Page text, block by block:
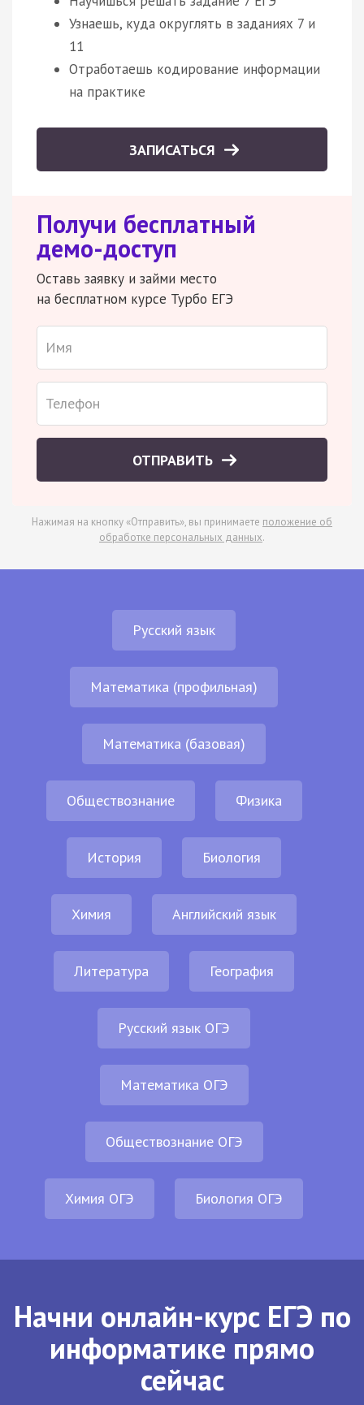
Узнаешь, куда округлять в заданиях 7 и
11
Отработаешь кодирование информации
на практике
ЗАПИСАТЬСЯ
Получи бесплатный
демо-доступ
Оставь заявку и займи место
на бесплатном курсе Турбо ЕГЭ
ОТПРАВИТЬ
Нажимая на кнопку «Отправить», вы принимаете положение об
обработке персональных данных.
Русский язык
Математика (профильная)
Математика (базовая)
Обществознание Физика
История Биология
Химия Английский язык
Литература География
Русский язык ОГЭ
Математика ОГЭ
Обществознание ОГЭ
Химия ОГЭ Биология ОГЭ
Начни онлайн-курс ЕГЭ по
информатике прямо
сейчас